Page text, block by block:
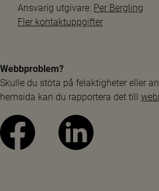
Ansvarig utgivare: Per Bergling
Fler kontaktuppgifter
Webbproblem?
Skulle du stöta på felaktigheter eller
hemsida kan du rapportera det till